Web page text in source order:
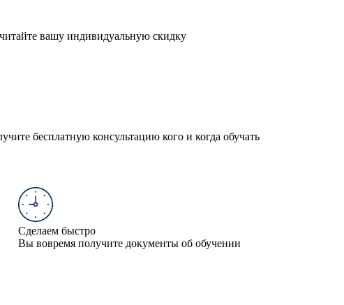
вашу индивидуальную скидку
бесплатную консультацию кого и когда обучать
Сделаем быстро
Вы вовремя получите документы об обучении